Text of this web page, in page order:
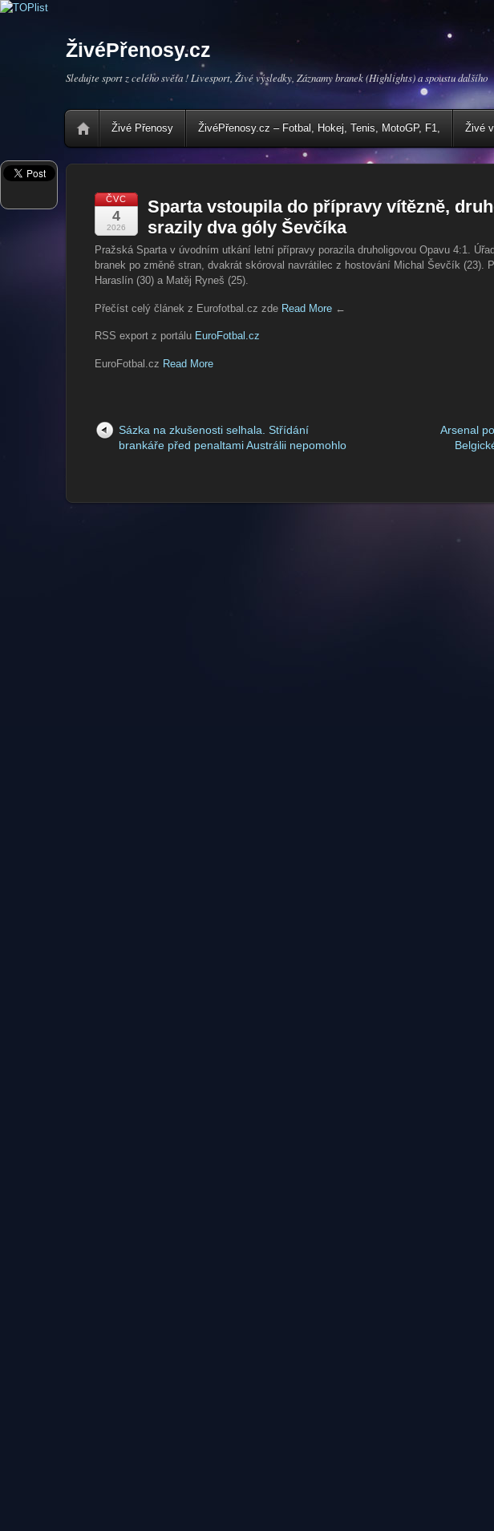
ŽivéPřenosy.cz
Sledujte sport z celého světa ! Livesport, Živé výsledky, Záznamy branek (Highlights) a spoustu dalšího
Živé Přenosy ŽivéPřenosy.cz – Fotbal, Hokej, Tenis, MotoGP, F1, Živé
ČVC
4
2026
Sparta vstoupila do přípravy vítězně,
srazily dva góly Ševčíka
Pražská Sparta v úvodním utkání letní přípravy porazila druholigovou Opavu 4:1.
branek po změně stran, dvakrát skóroval navrátilec z hostování Michal Ševčík (23).
Haraslín (30) a Matěj Ryneš (25).
Přečíst celý článek z Eurofotbal.cz zde Read More ←
RSS export z portálu EuroFotbal.cz
EuroFotbal.cz Read More
Sázka na zkušenosti selhala. Střídání
brankáře před penaltami Austrálii nepomohlo
Arsenal